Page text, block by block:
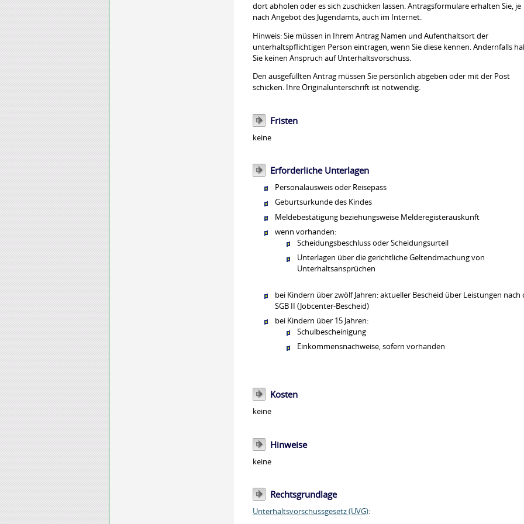
dort abholen oder es sich zuschicken lassen. Antragsformulare erhalten Sie, je
nach Angebot des Jugendamts, auch im Internet.
Hinweis:Sie müssen in Ihrem Antrag Namen und Aufenthaltsort der
unterhaltspflichtigen Person eintragen, wenn Sie diese kennen. Andernfalls
Sie keinen Anspruch auf Unterhaltsvorschuss.
Den ausgefüllten Antrag müssen Sie persönlich abgeben oder mit der Post
schicken. Ihre Originalunterschrift ist notwendig.
Fristen
keine
Erforderliche Unterlagen
Personalausweis oder Reisepass
Geburtsurkunde des Kindes
Meldebestätigung beziehungsweise Melderegisterauskunft
wenn vorhanden:
Scheidungsbeschluss oder Scheidungsurteil
Unterlagen über die gerichtliche Geltendmachung von
Unterhaltsansprüchen
bei Kindern über zwölf Jahren: aktueller Bescheid über Leistungen nach
SGB II (Jobcenter-Bescheid)
bei Kindern über 15 Jahren:
Schulbescheinigung
Einkommensnachweise, sofern vorhanden
Kosten
keine
Hinweise
keine
Rechtsgrundlage
Unterhaltsvorschussgesetz (UVG):